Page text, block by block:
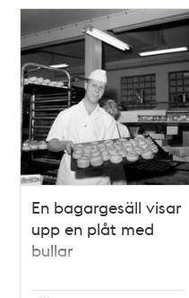
En bagargesäll visar
upp en plåt med
bullar